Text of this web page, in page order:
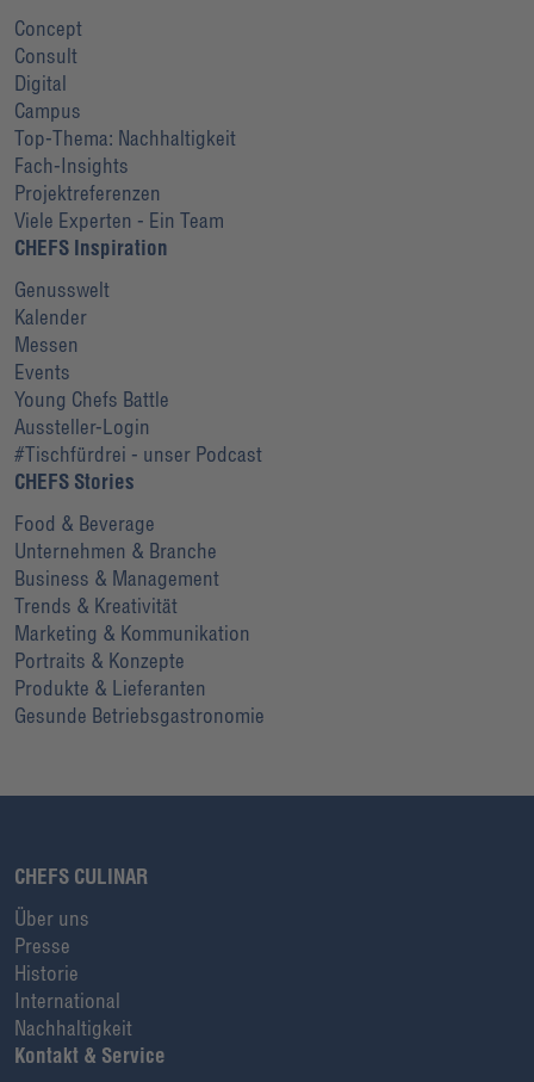
Concept
Consult
Digital
Campus
Top-Thema: Nachhaltigkeit
Fach-Insights
Projektreferenzen
Viele Experten - Ein Team
CHEFS Inspiration
Genusswelt
Kalender
Messen
Events
Young Chefs Battle
Aussteller-Login
#Tischfürdrei - unser Podcast
CHEFS Stories
Food & Beverage
Unternehmen & Branche
Business & Management
Trends & Kreativität
Marketing & Kommunikation
Portraits & Konzepte
Produkte & Lieferanten
Gesunde Betriebsgastronomie
CHEFS CULINAR
Über uns
Presse
Historie
International
Nachhaltigkeit
Kontakt & Service